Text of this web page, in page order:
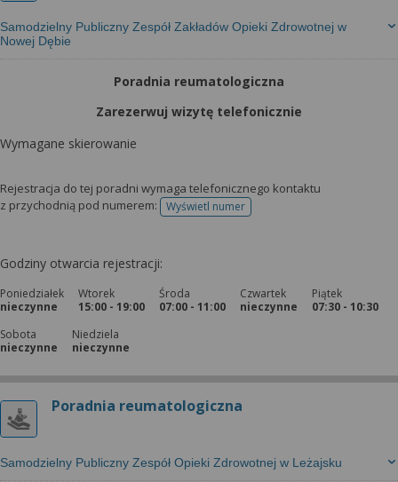
Samodzielny Publiczny Zespół Zakładów Opieki Zdrowotnej w
Nowej Dębie
Poradnia reumatologiczna
Zarezerwuj wizytę telefonicznie
Wymagane skierowanie
Rejestracja do tej poradni wymaga telefonicznego kontaktu
z przychodnią pod numerem:
Wyświetl numertelefonu do rejestracji
Godziny otwarcia rejestracji:
Poniedziałek
nieczynne
Wtorek
15:00 - 19:00
Środa
07:00 - 11:00
Czwartek
nieczynne
Piątek
07:30 - 10:30
Sobota
nieczynne
Niedziela
nieczynne
Poradnia reumatologiczna
Samodzielny Publiczny Zespół Opieki Zdrowotnej w Leżajsku